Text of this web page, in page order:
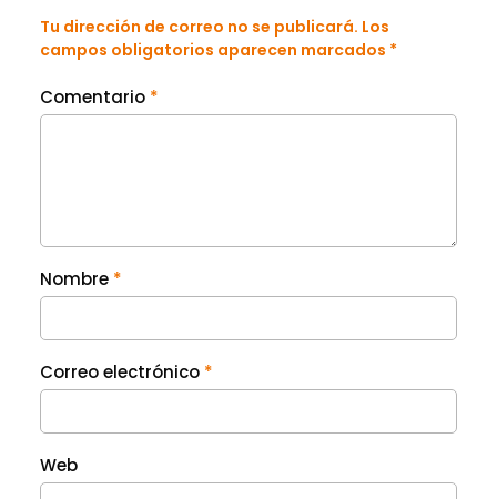
Tu dirección de correo no se publicará. Los
campos obligatorios aparecen marcados *
Comentario *
Nombre *
Correo electrónico *
Web